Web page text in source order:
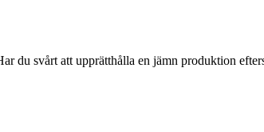
svårt att upprätthålla en jämn produktion